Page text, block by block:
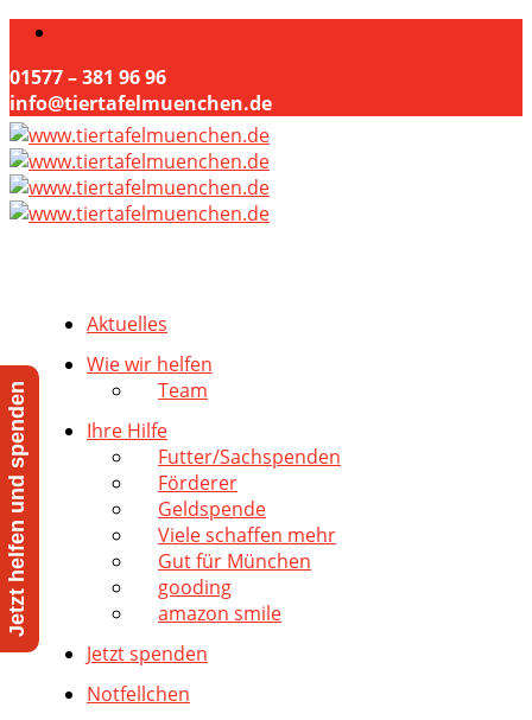
01577 – 381 96 96
info@tiertafelmuenchen.de
Aktuelles
Wie wir helfen
Team
Ihre Hilfe
Futter/Sachspenden
Förderer
Geldspende
Viele schaffen mehr
Gut für München
gooding
amazon smile
Jetzt spenden
Notfellchen
Jetzt helfen und spenden